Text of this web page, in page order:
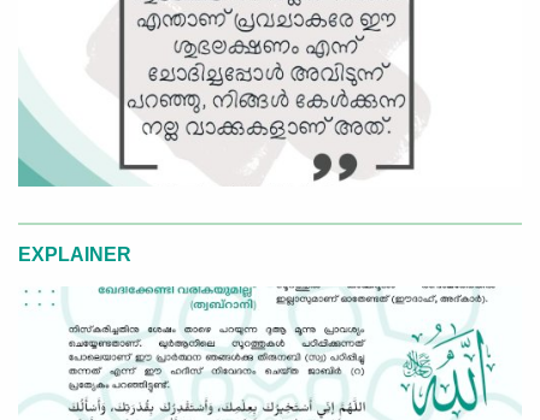
EXPLAINER